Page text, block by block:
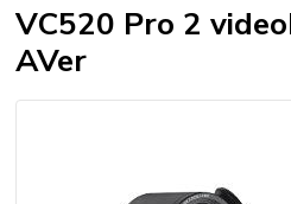
VC520 Pro 2
AVer